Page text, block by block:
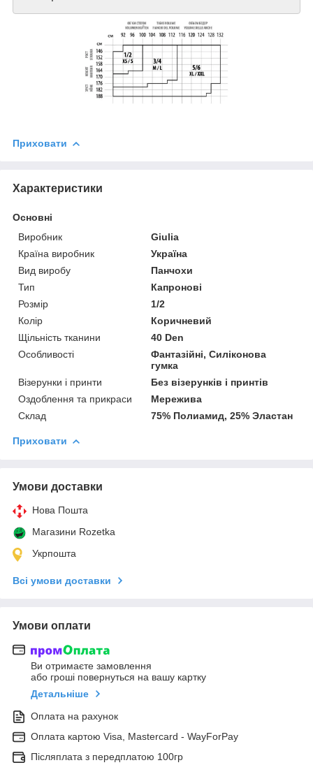
Приховати
Характеристики
Основні
Виробник
Giulia
Країна виробник
Україна
Вид виробу
Панчохи
Тип
Капронові
Розмір
1/2
Колір
Коричневий
Щільність тканини
40 Den
Особливості
Фантазійні, Силіконова
гумка
Візерунки і принти
Без візерунків і принтів
Оздоблення та прикраси
Мережива
Склад
75% Полиамид, 25% Эластан
Приховати
Умови доставки
Нова Пошта
Магазини Rozetka
Укрпошта
Всі умови доставки
Умови оплати
Ви отримаєте замовлення
або гроші повернуться на вашу картку
Детальніше
Оплата на рахунок
Оплата картою Visa, Mastercard - WayForPay
Післяплата з передплатою 100гр